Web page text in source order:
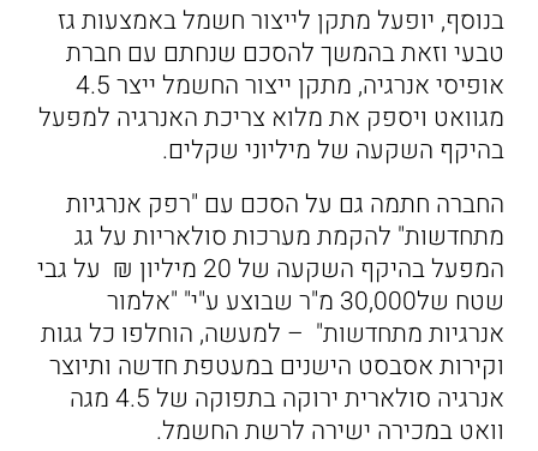
בנוסף, יופעל מתקן לייצור חשמל באמצעות גז
טבעי וזאת בהמשך להסכם שנחתם עם חברת
אופיסי אנרגיה, מתקן ייצור החשמל ייצר 4.5
מגוואט ויספק את מלוא צריכת האנרגיה למפעל
בהיקף השקעה של מיליוני שקלים.
החברה חתמה גם על הסכם עם "רפק אנרגיות
מתחדשות" להקמת מערכות סולאריות על גג
המפעל בהיקף השקעה של 20 מיליון ₪ על גבי
שטח של30,000 מ"ר שבוצע ע"י" "אלמור
אנרגיות מתחדשות" – למעשה, הוחלפו כל גגות
וקירות אסבסט הישנים במעטפת חדשה ותיוצר
אנרגיה סולארית ירוקה בתפוקה של 4.5 מגה
וואט במכירה ישירה לרשת החשמל.